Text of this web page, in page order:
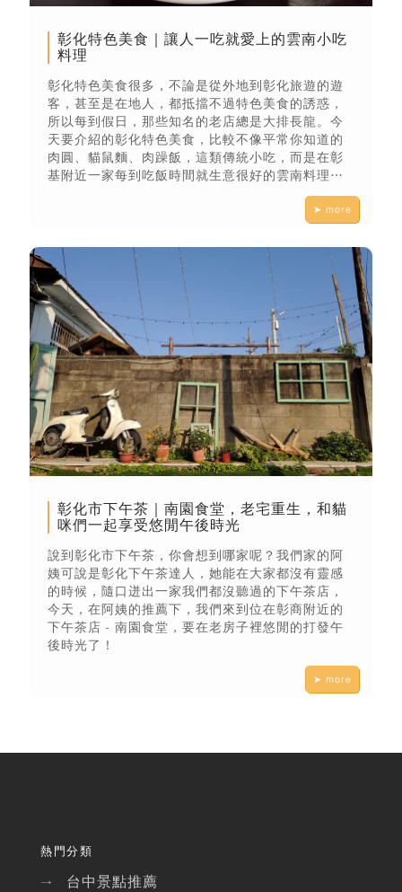
彰化特色美食｜讓人一吃就愛上的雲南小吃
料理
彰化特色美食很多，不論是從外地到彰化旅遊的遊
客，甚至是在地人，都抵擋不過特色美食的誘惑，
所以每到假日，那些知名的老店總是大排長龍。今
天要介紹的彰化特色美食，比較不像平常你知道的
肉圓、貓鼠麵、肉躁飯，這類傳統小吃，而是在彰
基附近一家每到吃飯時間就生意很好的雲南料理—
➤ more
彰化市下午茶｜南園食堂，老宅重生，和貓
咪們一起享受悠閒午後時光
說到彰化市下午茶，你會想到哪家呢？我們家的阿
姨可說是彰化下午茶達人，她能在大家都沒有靈感
的時候，隨口迸出一家我們都沒聽過的下午茶店，
今天，在阿姨的推薦下，我們來到位在彰商附近的
下午茶店 - 南園食堂，要在老房子裡悠閒的打發午
後時光了！
➤ more
熱門分類
→ 台中景點推薦